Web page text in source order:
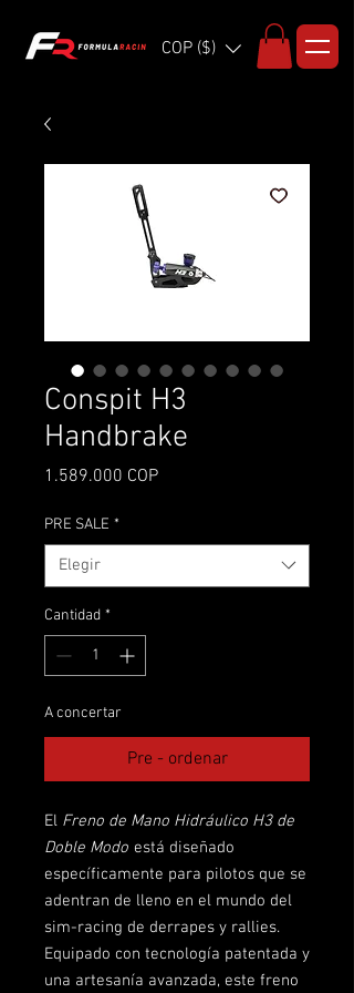
COP ($)
Conspit H3
Handbrake
1.589.000 COPPrecio
PRE SALE *
Elegir
Cantidad *
A concertar
Pre - ordenar
El Freno de Mano Hidráulico H3 de
Doble Modo está diseñado
específicamente para pilotos que se
adentran de lleno en el mundo del
sim-racing de derrapes y rallies.
Equipado con tecnología patentada y
una artesanía avanzada, este freno